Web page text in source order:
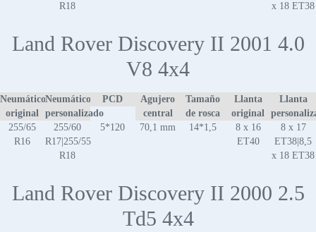
R18
x 18 ET38
Land Rover Discovery II 2001 4.0
V8 4x4
Neumático
original
Neumático
personalizado
PCD
Agujero
central
Tamaño
de rosca
Llanta
original
Llanta
255/65
R16
255/60
R17|255/55
R18
5*120 70,1 mm 14*1,5
8 x 16
ET40
8 x 17
ET38|8,5
x 18 ET38
Land Rover Discovery II 2000 2.5
Td5 4x4